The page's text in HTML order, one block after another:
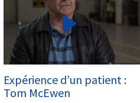
Expérience d’un patient :
Tom McEwen